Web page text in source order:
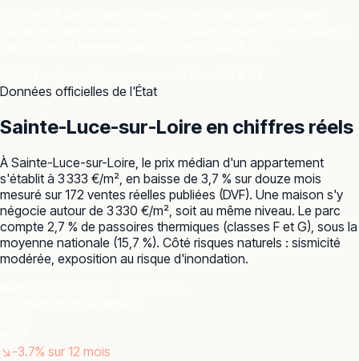
Données officielles de l'État
Sainte-Luce-sur-Loire en chiffres réels
À Sainte-Luce-sur-Loire, le prix médian d'un appartement
s'établit à 3 333 €/m², en baisse de 3,7 % sur douze mois
mesuré sur 172 ventes réelles publiées (DVF). Une maison s'y
négocie autour de 3 330 €/m², soit au même niveau. Le parc
compte 2,7 % de passoires thermiques (classes F et G), sous la
moyenne nationale (15,7 %). Côté risques naturels : sismicité
modérée, exposition au risque d'inondation.
↘ -3.7% sur 12 mois